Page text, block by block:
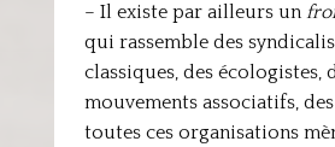
– Il existe par ailleurs un
qui rassemble des
classiques, des écologistes,
mouvements associatifs, des
toutes ces organisations